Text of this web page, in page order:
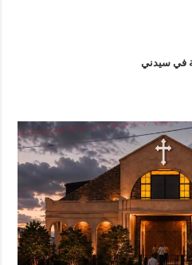
في سيدني